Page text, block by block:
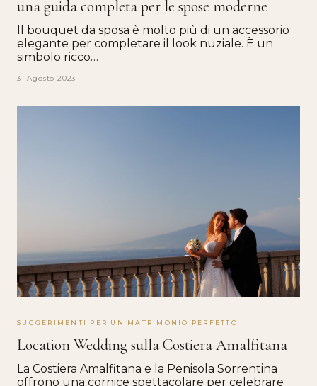
una guida completa per le spose moderne
Il bouquet da sposa è molto più di un accessorio
elegante per completare il look nuziale. È un
simbolo ricco…
31 Agosto 2023
SUGGERIMENTI PER UN MATRIMONIO PERFETTO
Location Wedding sulla Costiera Amalfitana
La Costiera Amalfitana e la Penisola Sorrentina
offrono una cornice spettacolare per celebrare